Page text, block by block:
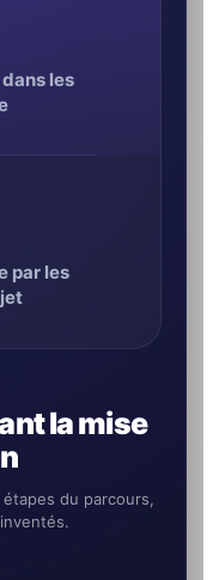
les
par les
la mise
du parcours,